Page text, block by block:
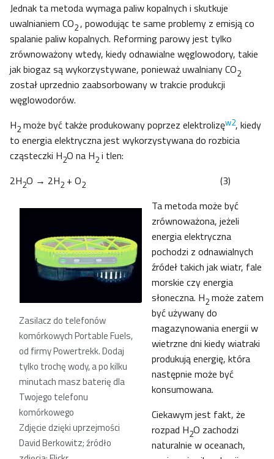
Jednak ta metoda wymaga paliw kopalnych i skutkuje
uwalnianiem CO2, powodując te same problemy z emisją co
spalanie paliw kopalnych. Reforming parowy jest tylko
zrównoważony wtedy, kiedy odnawialne węglowodory, takie
jak biogaz są wykorzystywane, ponieważ uwalniany CO2
został uprzednio zaabsorbowany w trakcie produkcji
węglowodorów.
H2 może być także produkowany poprzez elektrolizęw2, kiedy
to energia elektryczna jest wykorzystywana do rozbicia
cząsteczki H2O na H2 i tlen:
2H2O → 2H2 + O2 (3)
Zasilacz do telefonów
komórkowych Portable Fuels,
od firmy Powertrekk. Dodaj
tylko trochę wody, a po kilku
minutach masz baterię dla
Twojego telefonu
komórkowego
Zdjęcie dzięki uprzejmości
David Berkowitz; źródło
Ta metoda może być
zrównoważona, jeżeli
energia elektryczna
pochodzi z odnawialnych
źródeł takich jak wiatr, fale
morskie czy energia
słoneczna. H2 może zatem
być używany do
magazynowania energii w
wietrzne dni kiedy wiatraki
produkują energię, która
następnie może być
konsumowana.
Ciekawym jest fakt, że
rozpad H2O zachodzi
naturalnie w oceanach,